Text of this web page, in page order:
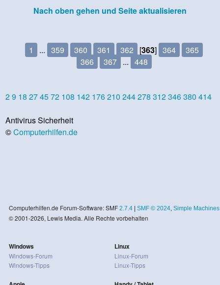
Nach oben gehen und Seite aktualisieren
1 ... 359 360 361 362 [363] 364
365
366
367 ... 448
29 18 274572 108 142 176210 244278 312346380 414
Antivirus Sicherheit
©Computerhilfen.de
Computerhilfen.de Forum-Software: SMF 2.7.4| SMF © 2024, Simple Machines
© 2001-2026, Lewis Media. Alle Rechte vorbehalten
Windows
Windows-Forum
Windows-Tipps
Linux
Linux-Forum
Linux-Tipps